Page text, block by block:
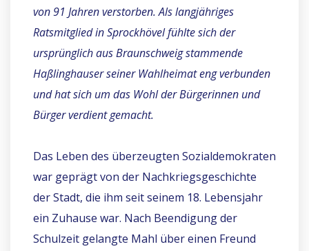
von 91 Jahren verstorben. Als langjähriges
Ratsmitglied in Sprockhövel fühlte sich der
ursprünglich aus Braunschweig stammende
Haßlinghauser seiner Wahlheimat eng verbunden
und hat sich um das Wohl der Bürgerinnen und
Bürger verdient gemacht.
Das Leben des überzeugten Sozialdemokraten
war geprägt von der Nachkriegsgeschichte
der Stadt, die ihm seit seinem 18. Lebensjahr
ein Zuhause war. Nach Beendigung der
Schulzeit gelangte Mahl über einen Freund